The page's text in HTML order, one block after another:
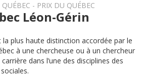
PRIX DU QUÉBEC
Léon-Gérin
la plus haute distinction accordée par le
à une chercheuse ou à un chercheur
dans l’une des disciplines des